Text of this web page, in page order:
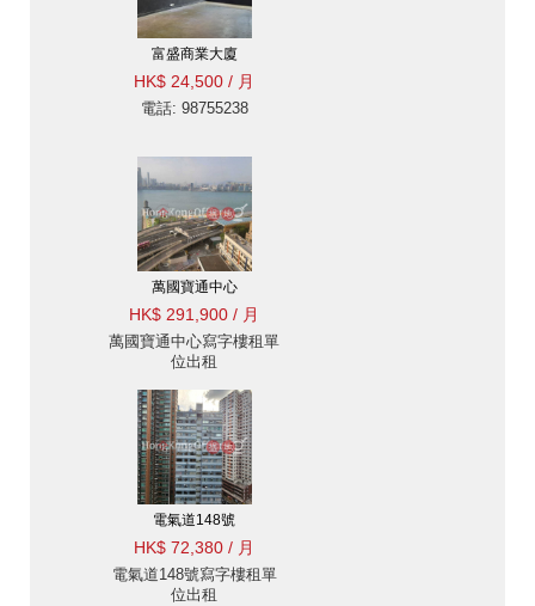
富盛商業大廈
HK$ 24,500 / 月
電話: 98755238
萬國寶通中心
HK$ 291,900 / 月
萬國寶通中心寫字樓租單
位出租
電氣道148號
HK$ 72,380 / 月
電氣道148號寫字樓租單
位出租